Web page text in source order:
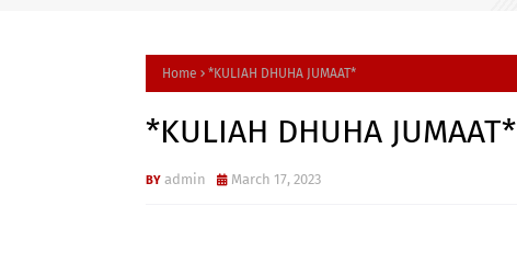
Home *KULIAH DHUHA JUMAAT*
*KULIAH DHUHA JUMAAT*
admin March 17, 2023